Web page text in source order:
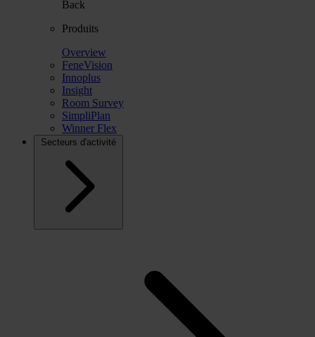
Back
Produits
Overview
FeneVision
Innoplus
Insight
Room Survey
SimpliPlan
Winner Flex
Secteurs d'activité